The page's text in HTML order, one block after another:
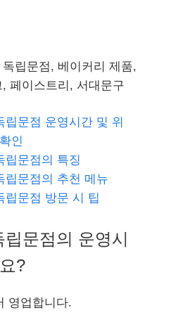
립문점, 베이커리 제품,
페이스트리, 서대문구
립문점 운영시간 및 위
인
립문점의 특징
립문점의 추천 메뉴
립문점 방문 시 팁
문점의 운영시
?
영업합니다.